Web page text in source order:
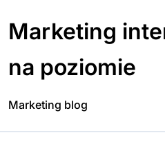
content
Marketing
na poziomie
Marketing blog